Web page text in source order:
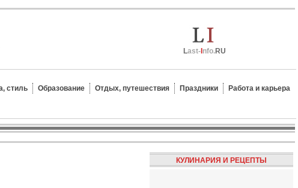
Last- nfo.RU
стиль Образование Отдых, путешествия Праздники
Работа и карьера
КУЛИНАРИЯ И РЕЦЕПТЫ